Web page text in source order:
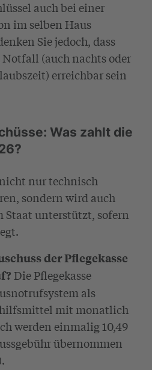
auch bei einer
im selben Haus
Sie jedoch, dass
Notfall (auch nachts oder
erreichbar sein
Was zahlt die
nur technisch
sondern wird auch
unterstützt, sofern
der Pflegekasse
Die Pflegekasse
als
mit monatlich
werden einmalig 10,49
übernommen